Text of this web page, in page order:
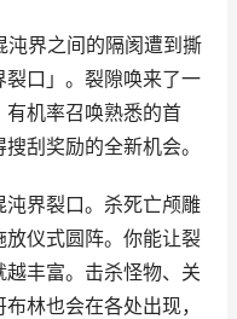
界之间的隔阂遭到撕
口」。裂隙唤来了一
机率召唤熟悉的首
刮奖励的全新机会。
界裂口。杀死亡颅雕
仪式圆阵。你能让裂
丰富。击杀怪物、关
林也会在各处出现，